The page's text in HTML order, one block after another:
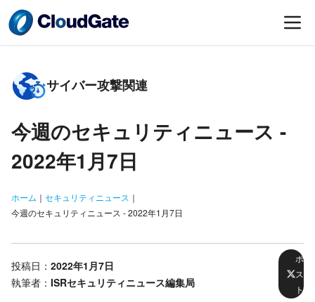
サイバー攻撃関連
今週のセキュリティニュース -
2022年1月7日
ホーム ｜ セキュリティニュース ｜
今週のセキュリティニュース - 2022年1月7日
投稿日： 2022年1月7日
執筆者： ISRセキュリティニュース編集局
ポ
ス
ト